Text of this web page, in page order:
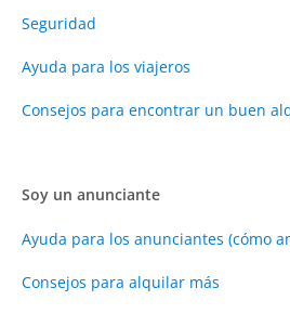
Seguridad
Ayuda para los viajeros
Consejos para encontrar un buen
Soy un anunciante
Ayuda para los anunciantes (cómo
Consejos para alquilar más